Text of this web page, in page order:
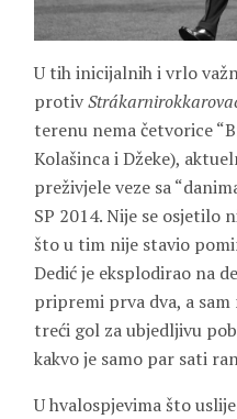
U tih inicijalnih i vrlo
protiv
terenu nema četvorice
Kolašinca i Džeke),
preživjele veze sa
SP 2014. Nije se osjetilo
što u tim nije stavio
Dedić je eksplodirao na
pripremi prva dva, a
treći gol za ubjedljivu
kakvo je samo par sati
U hvalospjevima što